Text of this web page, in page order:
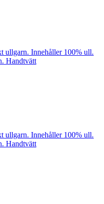
ullgarn. Innehåller 100% ull.
Handtvätt
ullgarn. Innehåller 100% ull.
Handtvätt